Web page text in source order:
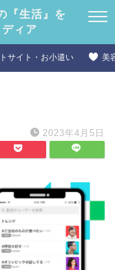
『生活』を
ディア
サイト・お小遣い 美
2023年4月5日